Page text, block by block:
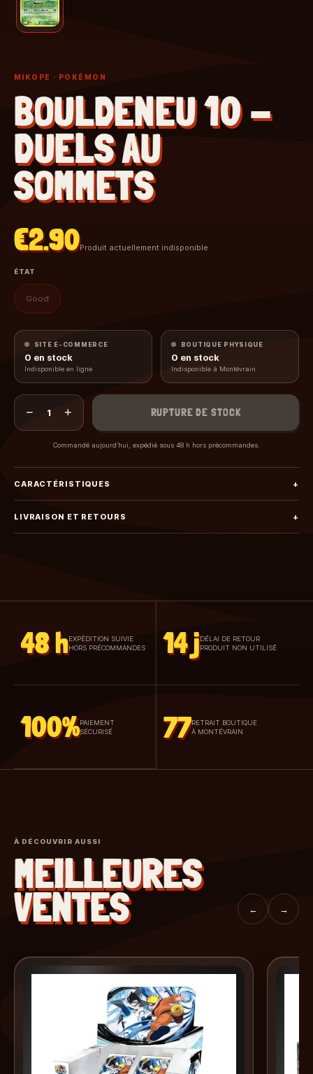
MIKOPE · POKÉMON
BOULDENEU 10 -
DUELS AU
SOMMETS
€2.90Produit actuellement indisponible
ÉTAT
Good
SITE E-COMMERCE
0 en stock
Indisponible en ligne
BOUTIQUE PHYSIQUE
0 en stock
Indisponible à Montévrain
− 1 + RUPTURE DE STOCK
Commandé aujourd’hui, expédié sous 48 h hors précommandes.
CARACTÉRISTIQUES +
LIVRAISON ET RETOURS +
48 hEXPÉDITION SUIVIE
HORS PRÉCOMMANDES
14 jDÉLAI DE RETOUR
PRODUIT NON UTILISÉ
100%PAIEMENT
SÉCURISÉ
77RETRAIT BOUTIQUE
À MONTÉVRAIN
À DÉCOUVRIR AUSSI
MEILLEURES
VENTES ← →